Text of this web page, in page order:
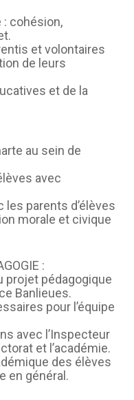
: cohésion,
et volontaires
de leurs
et de la
au sein de
avec
les parents d’élèves
morale et civique
:
projet pédagogique
Banlieues.
pour l’équipe
avec l’Inspecteur
et l’académie.
des élèves
en général.